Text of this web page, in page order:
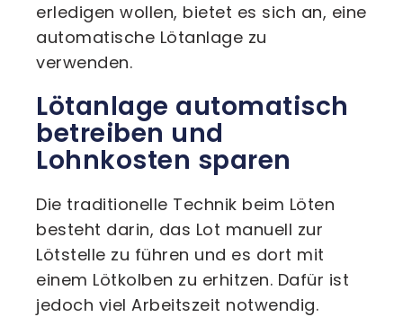
erledigen wollen, bietet es sich an, eine
automatische Lötanlage zu
verwenden.
Lötanlage automatisch
betreiben und
Lohnkosten sparen
Die traditionelle Technik beim Löten
besteht darin, das Lot manuell zur
Lötstelle zu führen und es dort mit
einem Lötkolben zu erhitzen. Dafür ist
jedoch viel Arbeitszeit notwendig.